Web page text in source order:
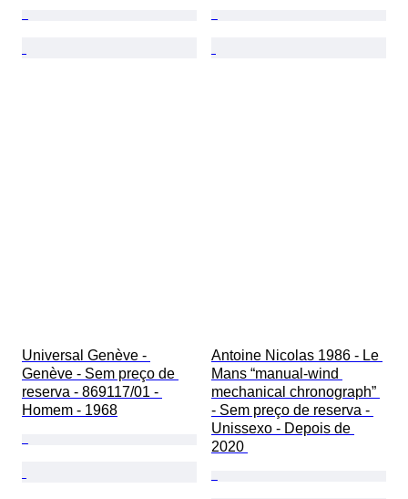
Universal Genève -
Genève - Sem preço de
reserva - 869117/01 -
Homem - 1968
Antoine Nicolas 1986 - Le
Mans “manual-wind
mechanical chronograph”
- Sem preço de reserva -
Unissexo - Depois de
2020